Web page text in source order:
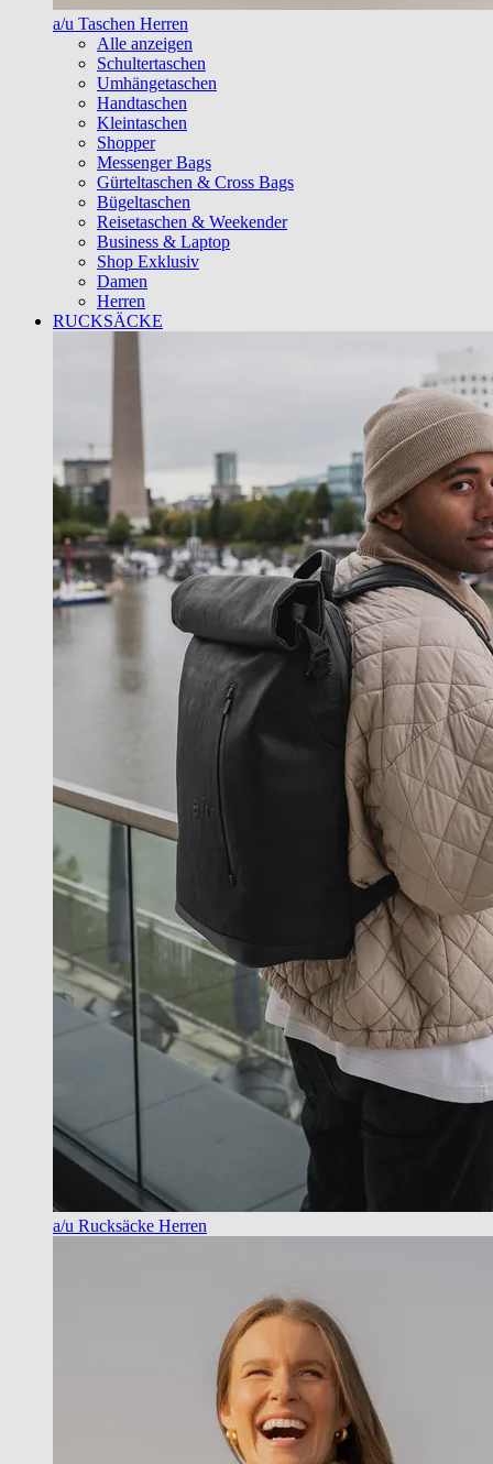
a/u Taschen Herren
Alle anzeigen
Schultertaschen
Umhängetaschen
Handtaschen
Kleintaschen
Shopper
Messenger Bags
Gürteltaschen & Cross Bags
Bügeltaschen
Reisetaschen & Weekender
Business & Laptop
Shop Exklusiv
Damen
Herren
RUCKSÄCKE
a/u Rucksäcke Herren